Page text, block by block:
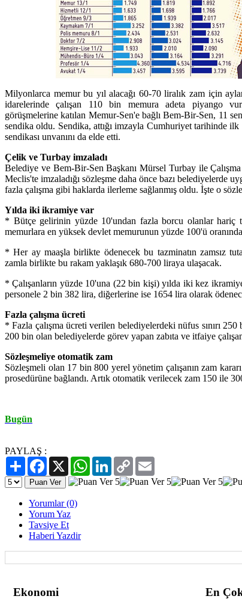
Milyonlarca memur bu yıl alacağı 60-70 liralık zam için
idarelerinde çalışan 110 bin memura adeta piyango
görüşmelerine katılan Memur-Sen'e bağlı Bem-Bir-Sen, 11
sendika oldu. Sendika, attığı imzayla Cumhuriyet tarihinde
sendikası unvanını da elde etti.
Çelik ve Turbay imzaladı
Belediye ve Bem-Bir-Sen Başkanı Mürsel Turbay ile
Meclis'te imzaladığı sözleşme daha önce bazı belediyelerde
fazla çalışma gibi haklarda ilerleme sağlanmış oldu. İşte o
Yılda iki ikramiye var
* Bütçe gelirinin yüzde 10'undan fazla borcu olanlar hariç
memurlara en yüksek devlet memurunun yüzde 100'ü
* Her ay maaşla birlikte ödenecek bu tazminatın zamsız
zamla birlikte bu rakam yaklaşık 680-700 liraya ulaşacak.
* Çalışanların yüzde 10'una (22 bin kişi) yılda iki kez
personele 2 bin 382 lira, diğerlerine ise 1654 lira olarak
Fazla çalışma ücreti
* Fazla çalışma ücreti verilen belediyelerdeki nüfus sınırı
200 bin olan belediyelerde görev yapan zabıta ve itfaiye
Sözleşmeliye otomatik zam
Sözleşmeli olan 17 bin 800 yerel yönetim çalışanın zam
prosedürüne bağlandı. Artık otomatik verilecek zam 150 ile
Bugün
PAYLAŞ :
PaylaşFacebook
X WhatsAppLinkedIn
Copy
Link
Yorumlar (0)
Yorum Yaz
Tavsiye Et
Haberi Yazdir
Ekonomi En